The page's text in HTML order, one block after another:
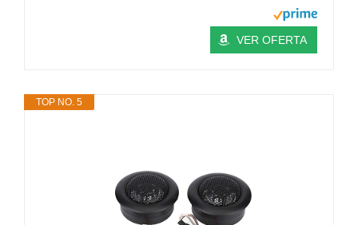
VER OFERTA
TOP NO. 5